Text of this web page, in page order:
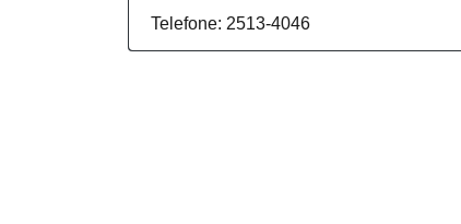
Telefone: 2513-4046